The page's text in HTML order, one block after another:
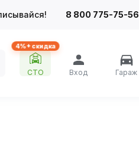
8 800 775-75-56
4%+ скидка
СТО Вход Гараж